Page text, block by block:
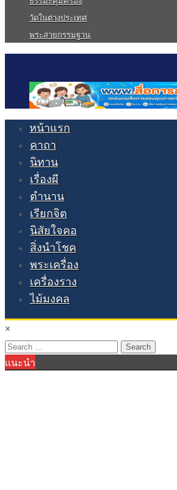
วัดในต่างประเทศ
พระสายกรรมฐาน
หน้าแรก
คาถา
นิทาน
เรื่องผี
ตำนาน
เรียกจิต
นิสัยใจคอ
สิ่งนำโชค
พระเครื่อง
เครื่องราง
ไม้มงคล
×
Search
for:
แนะนำ